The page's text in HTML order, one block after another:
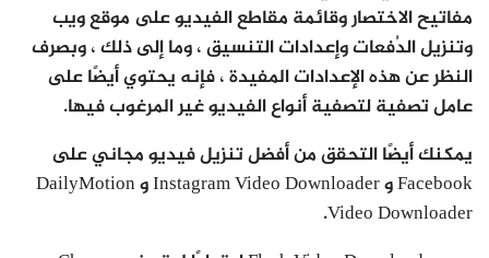
مفاتيح الاختصار وقائمة مقاطع الفيديو على موقع ويب
وتنزيل الدُفعات وإعدادات التنسيق ، وما إلى ذلك ، وبصرف
النظر عن هذه الإعدادات المفيدة ، فإنه يحتوي أيضًا على
عامل تصفية لتصفية أنواع الفيديو غير المرغوب فيها.
يمكنك أيضًا التحقق من أفضل تنزيل فيديو مجاني على
Facebook و Instagram Video Downloader و DailyMotion
Video Downloader.